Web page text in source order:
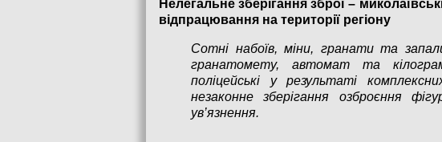
Нелегальне зберігання зброї –
відпрацювання на території регіону
Сотні набоїв, міни, гранати та
гранатомету, автомат та
поліцейські у результаті
незаконне зберігання озброєння
ув’язнення.